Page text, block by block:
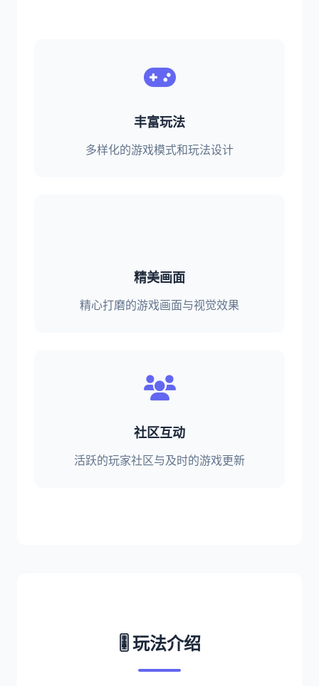
丰富玩法
多样化的游戏模式和玩法设计
精美画面
精心打磨的游戏画面与视觉效果
社区互动
活跃的玩家社区与及时的游戏更新
🎚️ 玩法介绍